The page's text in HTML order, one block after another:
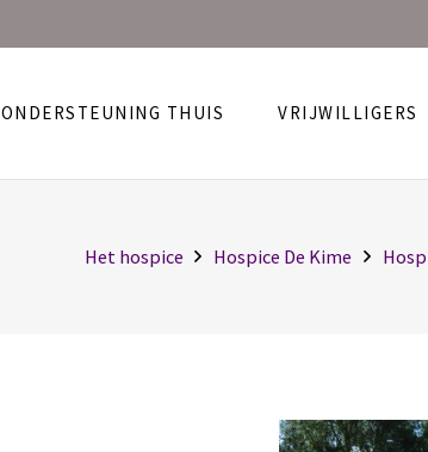
ONDERSTEUNING THUIS VRIJWILLIGERS
Het hospice Hospice De Kime